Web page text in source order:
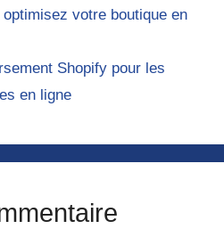
votre boutique en
Shopify pour les
en ligne